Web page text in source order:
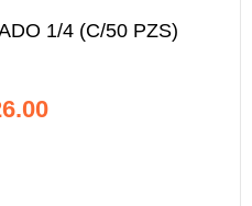
1/4 (C/50 PZS)